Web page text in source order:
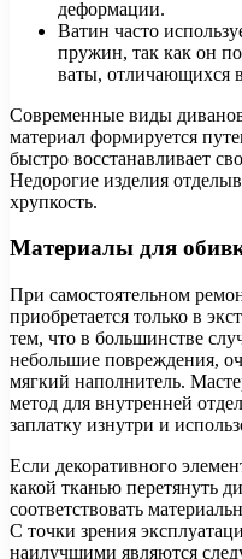
деформации.
Ватин часто
пружин, так как он
ваты, отличающихся
Современные виды
материал формируется
быстро восстанавливает
Недорогие изделия
хрупкость.
Материалы для
При самостоятельном
приобретается только в
тем, что в большинстве
небольшие повреждения,
мягкий наполнитель.
метод для внутренней
заплатку изнутри и
Если декоративного
какой тканью перетянуть
соответствовать
С точки зрения
наилучшими являются